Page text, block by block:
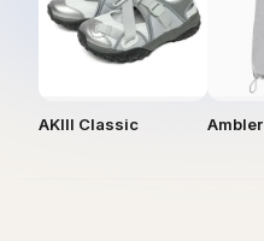
AKIII Classic Ambler